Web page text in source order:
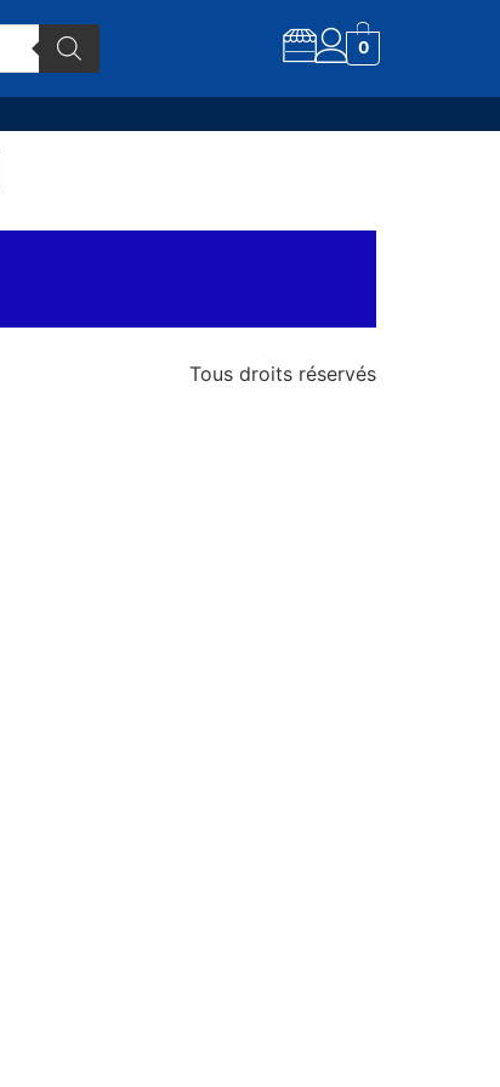
0
Tous droits réservés